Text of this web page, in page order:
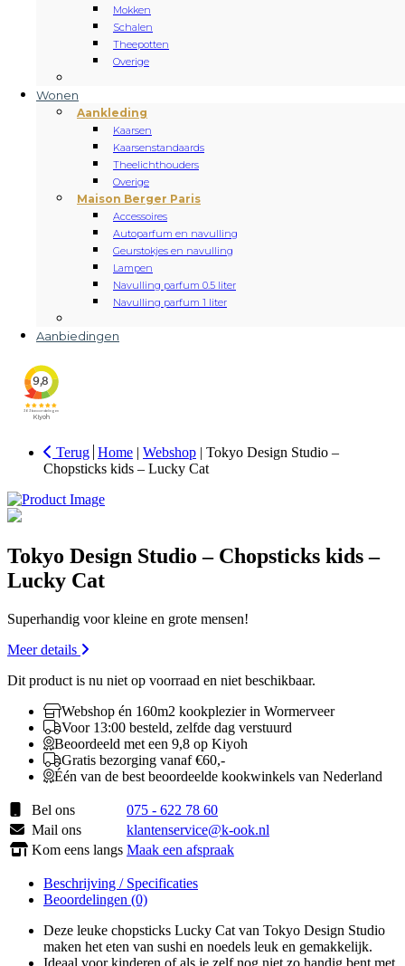
Mokken
Schalen
Theepotten
Overige
Wonen
Aankleding
Kaarsen
Kaarsenstandaards
Theelichthouders
Overige
Maison Berger Paris
Accessoires
Autoparfum en navulling
Geurstokjes en navulling
Lampen
Navulling parfum 0.5 liter
Navulling parfum 1 liter
Aanbiedingen
Terug Home | Webshop | Tokyo Design Studio –
Chopsticks kids – Lucky Cat
Tokyo Design Studio – Chopsticks kids –
Lucky Cat
Superhandig voor kleine en grote mensen!
Meer details
Dit product is nu niet op voorraad en niet beschikbaar.
Webshop én 160m2 kookplezier in Wormerveer
Voor 13:00 besteld, zelfde dag verstuurd
Beoordeeld met een 9,8 op Kiyoh
Gratis bezorging vanaf €60,-
Één van de best beoordeelde kookwinkels van Nederland
Bel ons
075 - 622 78 60
Mail ons
klantenservice@k-ook.nl
Kom eens langs Maak een afspraak
Beschrijving / Specificaties
Beoordelingen (0)
Deze leuke chopsticks Lucky Cat van Tokyo Design Studio
maken het eten van sushi en noedels leuk en gemakkelijk.
Ideaal voor kinderen of als je zelf nog niet zo handig bent met